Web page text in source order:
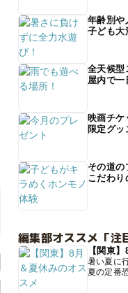
年齢別や
子ども大
全天候型
屋内で一
映画チケ
限定グッ
その道の
こだわり
編集部オススメ「注
【関東
暑い夏に
夏の定番